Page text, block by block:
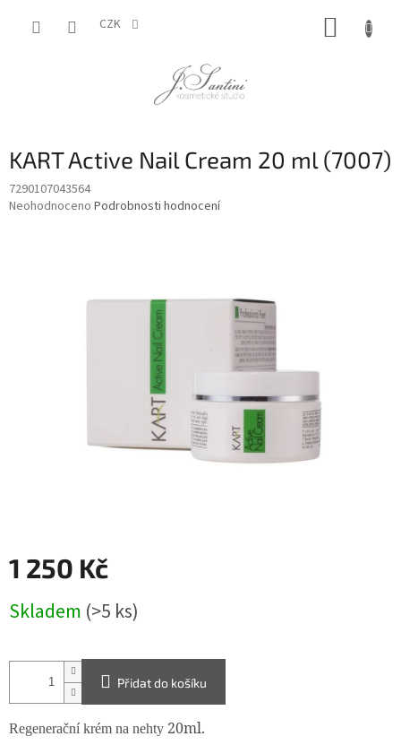
CZK
KART Active Nail Cream 20 ml (7007)
7290107043564
Průměrné
Neohodnoceno Podrobnosti hodnocení
1 250 Kč
cena:
Skladem (>5 ks)
Přidat do košíku
Regenerační krém na nehty 20ml.